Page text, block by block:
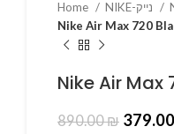
Home
Nike Air Max 720
Nike Air Max
890.00₪ 379.00